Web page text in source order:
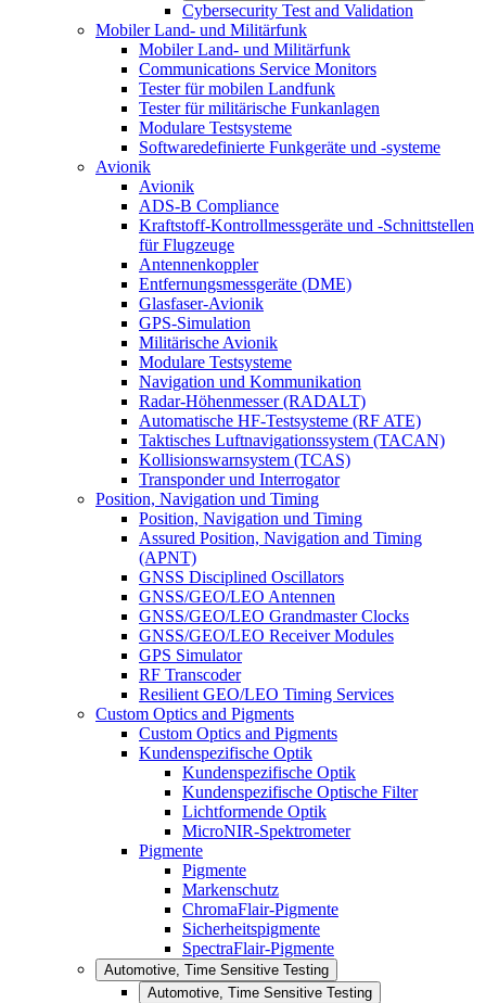
Cybersecurity Test and Validation
Mobiler Land- und Militärfunk
Mobiler Land- und Militärfunk
Communications Service Monitors
Tester für mobilen Landfunk
Tester für militärische Funkanlagen
Modulare Testsysteme
Softwaredefinierte Funkgeräte und -systeme
Avionik
Avionik
ADS-B Compliance
Kraftstoff-Kontrollmessgeräte und -Schnittstellen
für Flugzeuge
Antennenkoppler
Entfernungsmessgeräte (DME)
Glasfaser-Avionik
GPS-Simulation
Militärische Avionik
Modulare Testsysteme
Navigation und Kommunikation
Radar-Höhenmesser (RADALT)
Automatische HF-Testsysteme (RF ATE)
Taktisches Luftnavigationssystem (TACAN)
Kollisionswarnsystem (TCAS)
Transponder und Interrogator
Position, Navigation und Timing
Position, Navigation und Timing
Assured Position, Navigation and Timing
(APNT)
GNSS Disciplined Oscillators
GNSS/GEO/LEO Antennen
GNSS/GEO/LEO Grandmaster Clocks
GNSS/GEO/LEO Receiver Modules
GPS Simulator
RF Transcoder
Resilient GEO/LEO Timing Services
Custom Optics and Pigments
Custom Optics and Pigments
Kundenspezifische Optik
Kundenspezifische Optik
Kundenspezifische Optische Filter
Lichtformende Optik
MicroNIR-Spektrometer
Pigmente
Pigmente
Markenschutz
ChromaFlair-Pigmente
Sicherheitspigmente
SpectraFlair-Pigmente
Automotive, Time Sensitive Testing
Automotive, Time Sensitive Testing